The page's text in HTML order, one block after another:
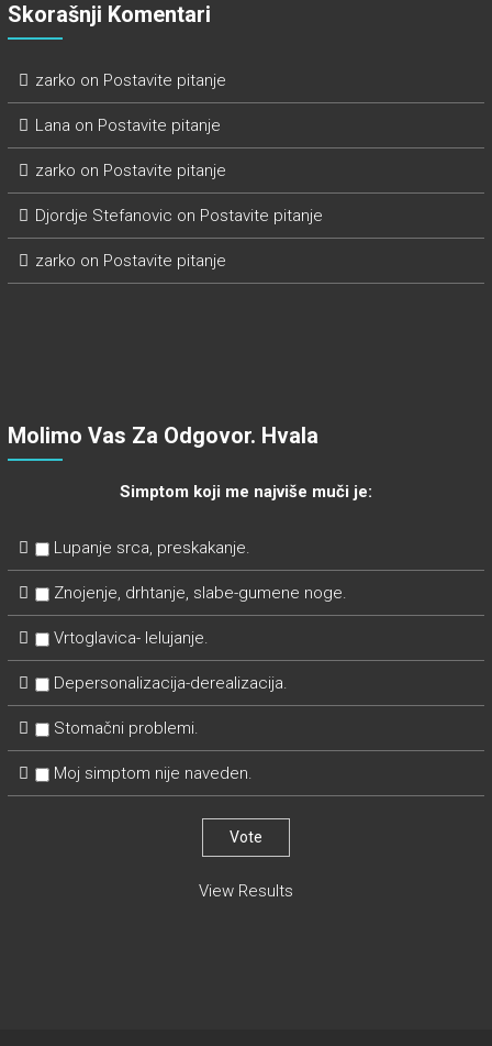
Skorašnji Komentari
zarko on Postavite pitanje
Lana on Postavite pitanje
zarko on Postavite pitanje
Djordje Stefanovic on Postavite pitanje
zarko on Postavite pitanje
Molimo Vas Za Odgovor. Hvala
Simptom koji me najviše muči je:
Lupanje srca, preskakanje.
Znojenje, drhtanje, slabe-gumene noge.
Vrtoglavica- lelujanje.
Depersonalizacija-derealizacija.
Stomačni problemi.
Moj simptom nije naveden.
View Results